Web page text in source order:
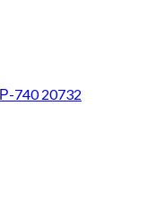
740 20732